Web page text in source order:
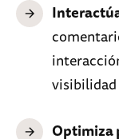
visibilidad
Optimiza